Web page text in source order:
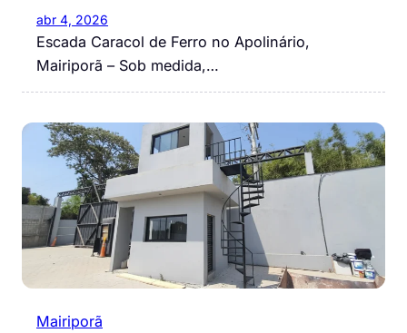
abr 4, 2026
Escada Caracol de Ferro no Apolinário,
Mairiporã – Sob medida,…
Mairiporã